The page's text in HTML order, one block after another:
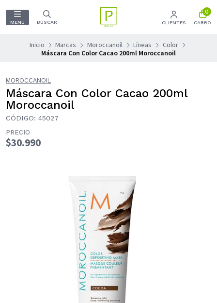
MENU BUSCAR CLIENTES
0
CARRO
Inicio Marcas Moroccanoil Líneas
Color
Máscara Con Color Cacao 200ml Moroccanoil
MOROCCANOIL
Máscara Con Color Cacao 200ml
Moroccanoil
CÓDIGO: 45027
PRECIO
$30.990